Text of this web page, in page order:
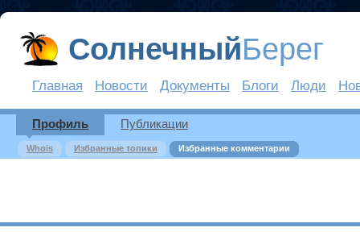
СолнечныйБерег
Главная Новости Документы Блоги Люди
Профиль
Whois Избранные топики Избранные комментарии
Публикации